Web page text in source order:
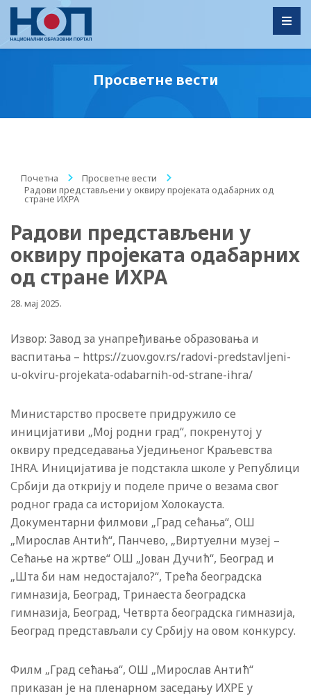
Просветне вести
Почетна / Просветне вести
/
Радови представљени у оквиру пројеката одабарних од
стране ИХРА
Радови представљени у
оквиру пројеката одабарних
од стране ИХРА
28. мај 2025.
Извор: Завод за унапређивање образовања и
васпитања – https://zuov.gov.rs/radovi-predstavljeni-
u-okviru-projekata-odabarnih-od-strane-ihra/
Министарство просвете придружило се
иницијативи „Мој родни град“, покренутој у
оквиру председавања Уједињеног Краљевства
IHRA. Иницијатива је подстакла школе у ​​Републици
Србији да открију и поделе приче о везама свог
родног града са историјом Холокауста.
Документарни филмови „Град сећања“, ОШ
„Мирослав Антић“, Панчево, „Виртуелни музеј –
Сећање на жртве“ ОШ „Јован Дучић“, Београд и
„Шта би нам недостајало?“, Трећа београдска
гимназија, Београд, Тринаеста београдска
гимназија, Београд, Четврта београдска гимназија,
Београд представљали су Србију на овом конкурсу.
Филм „Град сећања“, ОШ „Мирослав Антић“
приказан је на пленарном заседању ИХРЕ у